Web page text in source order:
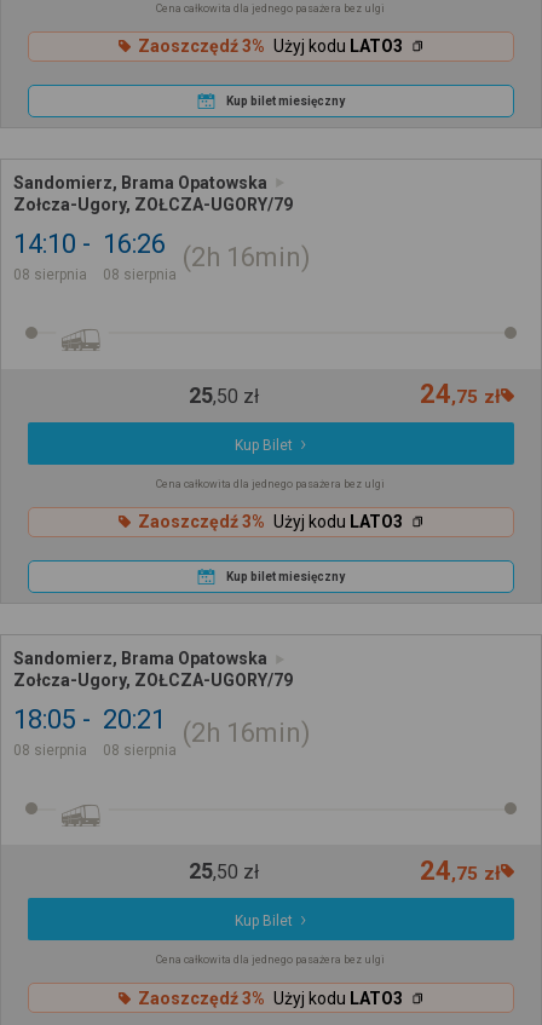
Cena całkowita dla jednego pasażera bez ulgi
Zaoszczędź 3% Użyj kodu LATO3
Kup bilet miesięczny
Sandomierz, Brama Opatowska
Zołcza-Ugory, ZOŁCZA-UGORY/79
14:10
08 sierpnia
16:26
08 sierpnia
2h 16min
25,50 zł 24,75 zł
Kup Bilet
Cena całkowita dla jednego pasażera bez ulgi
Zaoszczędź 3% Użyj kodu LATO3
Kup bilet miesięczny
Sandomierz, Brama Opatowska
Zołcza-Ugory, ZOŁCZA-UGORY/79
18:05
08 sierpnia
20:21
08 sierpnia
2h 16min
25,50 zł 24,75 zł
Kup Bilet
Cena całkowita dla jednego pasażera bez ulgi
Zaoszczędź 3% Użyj kodu LATO3